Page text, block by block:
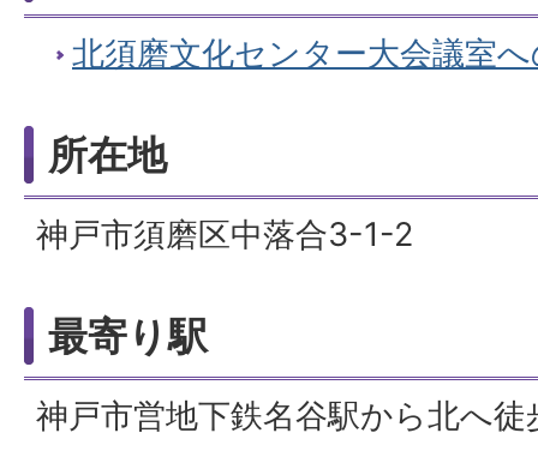
北須磨文化センター大会議室
所在地
神戸市須磨区中落合3-1-2
最寄り駅
神戸市営地下鉄名谷駅から北へ徒